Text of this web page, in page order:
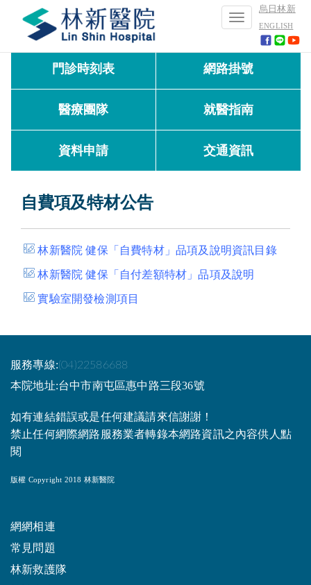
烏日林新
ENGLISH
Toggle
navigation
門診時刻表 網路掛號
醫療團隊 就醫指南
資料申請 交通資訊
自費項及特材公告
林新醫院健保「自費特材」品項及說明資訊目錄
林新醫院 健保「自付差額特材」品項及說明
實驗室開發檢測項目
服務專線:(04)22586688
本院地址:台中市南屯區惠中路三段36號
如有連結錯誤或是任何建議請來信謝謝！
禁止任何網際網路服務業者轉錄本網路資訊之內容供人點
閱
版權 Copyright 2018 林新醫院
網網相連
常見問題
林新救護隊